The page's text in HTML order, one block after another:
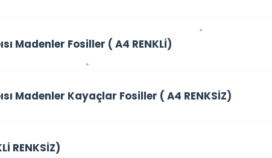
Madenler Fosiller ( A4 RENKLİ)
Madenler Kayaçlar Fosiller ( A4 RENKSİZ)
RENKSİZ)